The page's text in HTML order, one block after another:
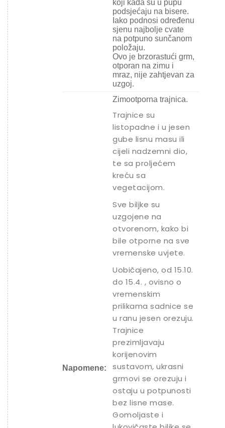
koji kada su u pupu
podsjećaju na bisere.
Iako podnosi određenu
sjenu najbolje cvate
na potpuno sunčanom
položaju.
Ovo je brzorastući grm,
otporan na zimu i
mraz, nije zahtjevan za
uzgoj.
Napomene:
Zimootporna trajnica.
Trajnice su
listopadne i u jesen
gube lisnu masu ili
cijeli nadzemni dio,
te sa proljećem
kreću sa
vegetacijom.
Sve biljke su
uzgojene na
otvorenom, kako bi
bile otporne na sve
vremenske uvjete.
Uobičajeno, od 15.10.
do 15.4. , ovisno o
vremenskim
prilikama sadnice se
u ranu jesen orezuju.
Trajnice
prezimljavaju
korijenovim
sustavom, ukrasni
grmovi se orezuju i
ostaju u potpunosti
bez lisne mase.
Gomoljaste i